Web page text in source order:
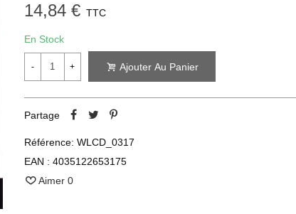
14,84 € TTC
En Stock
- + Ajouter Au Panier
Partage
Référence: WLCD_0317
EAN : 4035122653175
Aimer 0